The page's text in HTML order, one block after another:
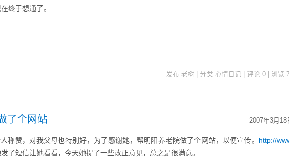
终于想通了。
发布:老树 | 分类:心情日记 | 评论:0 | 浏览:
2007年3月18
了个网站
称赞，对我父母也特别好，为了感谢她，帮明阳养老院做了个网站，以便宣传。 http://
了短信让她看看，今天她提了一些改正意见，总之是很满意。